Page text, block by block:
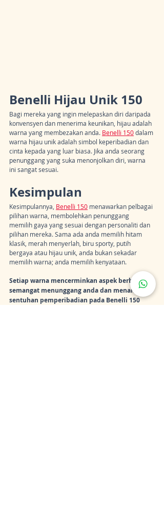
Benelli Hijau Unik 150
Bagi mereka yang ingin melepaskan diri daripada
konvensyen dan menerima keunikan, hijau adalah
warna yang membezakan anda. Benelli 150 dalam
warna hijau unik adalah simbol keperibadian dan
cinta kepada yang luar biasa. Jika anda seorang
penunggang yang suka menonjolkan diri, warna
ini sangat sesuai.
Kesimpulan
Kesimpulannya, Benelli 150 menawarkan pelbagai
pilihan warna, membolehkan penunggang
memilih gaya yang sesuai dengan personaliti dan
pilihan mereka. Sama ada anda memilih hitam
klasik, merah menyerlah, biru sporty, putih
bergaya atau hijau unik, anda bukan sekadar
memilih warna; anda memilih kenyataan.
Setiap warna mencerminkan aspek berbeza
semangat menunggang anda dan menambah
sentuhan pemperibadian pada Benelli 150